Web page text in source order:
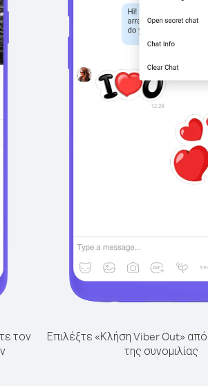
τον
Επιλέξτε «Κλήση Viber Out»
της συνομιλίας